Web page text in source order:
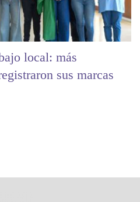
local: más
sus marcas